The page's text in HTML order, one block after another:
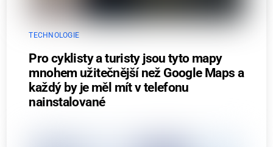
TECHNOLOGIE
Pro cyklisty a turisty jsou tyto mapy
mnohem užitečnější než Google Maps a
každý by je měl mít v telefonu
nainstalované